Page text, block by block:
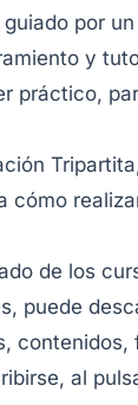
por
y
práctico,
cómo
de los
puede
al